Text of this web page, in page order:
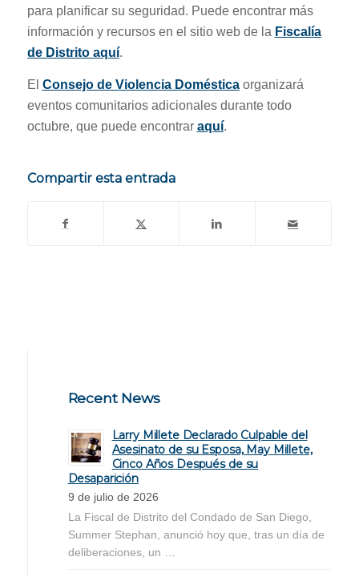
para planificar su seguridad. Puede encontrar más
información y recursos en el sitio web de la Fiscalía
de Distrito aquí.
El Consejo de Violencia Domésticaorganizará
eventos comunitarios adicionales durante todo
octubre, que puede encontrar aquí.
Compartir esta entrada
Recent News
Larry Millete Declarado Culpable del
Asesinato de su Esposa, May Millete,
Cinco Años Después de su
Desaparición
9 de julio de 2026
La Fiscal de Distrito del Condado de San Diego,
Summer Stephan, anunció hoy que, tras un día de
deliberaciones, un …